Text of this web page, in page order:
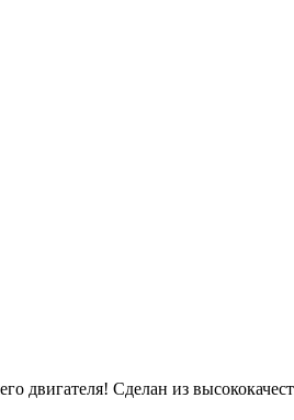
двигателя! Сделан из